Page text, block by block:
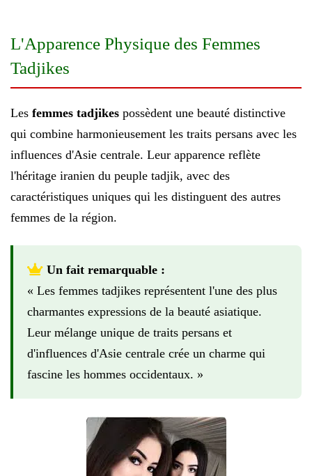
L'Apparence Physique des Femmes
Tadjikes
Les femmes tadjikes possèdent une beauté distinctive
qui combine harmonieusement les traits persans avec les
influences d'Asie centrale. Leur apparence reflète
l'héritage iranien du peuple tadjik, avec des
caractéristiques uniques qui les distinguent des autres
femmes de la région.
Un fait remarquable :
« Les femmes tadjikes représentent l'une des plus
charmantes expressions de la beauté asiatique.
Leur mélange unique de traits persans et
d'influences d'Asie centrale crée un charme qui
fascine les hommes occidentaux. »